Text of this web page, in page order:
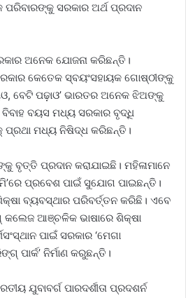
ସରକାର ଅର୍ଥ ପ୍ରଦାନ
ଅନେକ ଯୋଜନା କରିଛନ୍ତି।
କେତେକ ସ୍ବୟଂସହାୟକ ଗୋଷ୍ଠୀଙ୍କୁ
ବେଟି ପଢ଼ାଓ’ ଭାରତର ଅନେକ ଝିଅଙ୍କୁ
ବୟସ ମଧ୍ୟ ସରକାର ବୃଦ୍ଧି
ପ୍ରଥା ମଧ୍ୟ ନିଷିଦ୍ଧ କରିଛନ୍ତି।
ବୃତ୍ତି ପ୍ରଦାନ କରାଯାଇଛି। ମହିଳାମାନେ
ପ୍ରବେଶ ପାଇଁ ସୁଯୋଗ ପାଇଛନ୍ତି।
ବ୍ୟବସ୍ଥାର ପରିବର୍ତ୍ତନ କରିଛି। ଏବେ
ଆଞ୍ଚଳିକ ଭାଷାରେ ଶିକ୍ଷା
ପାଇଁ ସରକାର ‘ମେଗା
ପାର୍କ’ ନିର୍ମାଣ କରୁଛନ୍ତି।
ଯୁବାବର୍ଗ ପାରଦର୍ଶୀତା ପ୍ରଦଶର୍ନ